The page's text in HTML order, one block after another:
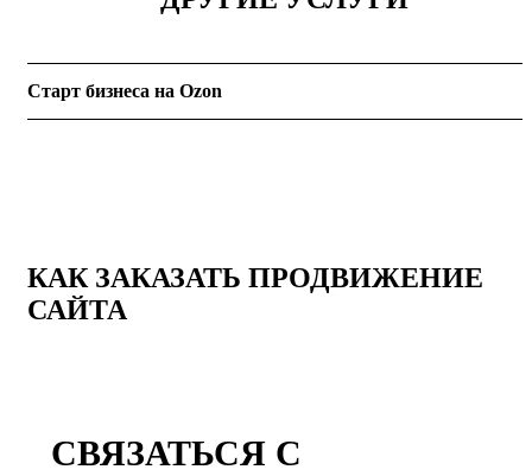
Старт бизнеса на Ozon
КАК ЗАКАЗАТЬ ПРОДВИЖЕНИЕ
САЙТА
СВЯЗАТЬСЯ С